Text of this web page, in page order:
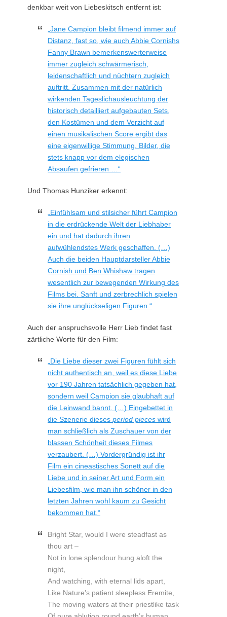
denkbar weit von Liebeskitsch entfernt ist:
„Jane Campion bleibt filmend immer auf
Distanz, fast so, wie auch Abbie Cornishs
Fanny Brawn bemerkenswerterweise
immer zugleich schwärmerisch,
leidenschaftlich und nüchtern zugleich
auftritt. Zusammen mit der natürlich
wirkenden Tageslichausleuchtung der
historisch detailliert aufgebauten Sets,
den Kostümen und dem Verzicht auf
einen musikalischen Score ergibt das
eine eigenwillige Stimmung. Bilder, die
stets knapp vor dem elegischen
Absaufen gefrieren …“
Und Thomas Hunziker erkennt:
„Einfühlsam und stilsicher führt Campion
in die erdrückende Welt der Liebhaber
ein und hat dadurch ihren
aufwühlendstes Werk geschaffen. (…)
Auch die beiden Hauptdarsteller Abbie
Cornish und Ben Whishaw tragen
wesentlich zur bewegenden Wirkung des
Films bei. Sanft und zerbrechlich spielen
sie ihre unglückseligen Figuren.“
Auch der anspruchsvolle Herr Lieb findet fast
zärtliche Worte für den Film:
„Die Liebe dieser zwei Figuren fühlt sich
nicht authentisch an, weil es diese Liebe
vor 190 Jahren tatsächlich gegeben hat,
sondern weil Campion sie glaubhaft auf
die Leinwand bannt. (…) Eingebettet in
die Szenerie dieses period pieces wird
man schließlich als Zuschauer von der
blassen Schönheit dieses Filmes
verzaubert. (…) Vordergründig ist ihr
Film ein cineastisches Sonett auf die
Liebe und in seiner Art und Form ein
Liebesfilm, wie man ihn schöner in den
letzten Jahren wohl kaum zu Gesicht
bekommen hat.“
Bright Star, would I were steadfast as
thou art –
Not in lone splendour hung aloft the
night,
And watching, with eternal lids apart,
Like Nature’s patient sleepless Eremite,
The moving waters at their priestlike task